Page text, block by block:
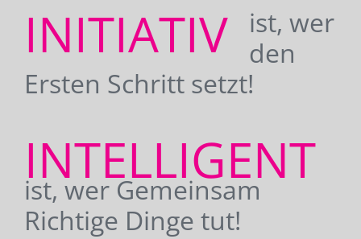
INITIATIV
ist, wer
den
Ersten Schritt setzt!
INTELLIGENT
ist, wer Gemeinsam
Richtige Dinge tut!